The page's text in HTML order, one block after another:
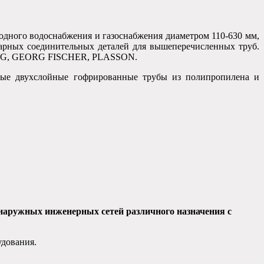
водоснабжения и газоснабжения диаметром 110-630 мм,
соединительных деталей для вышеперечисленных труб.
GEORG FISCHER, PLASSON.
двухслойные гофрированные трубы из полипропилена и
инженерных сетей различного назначения с